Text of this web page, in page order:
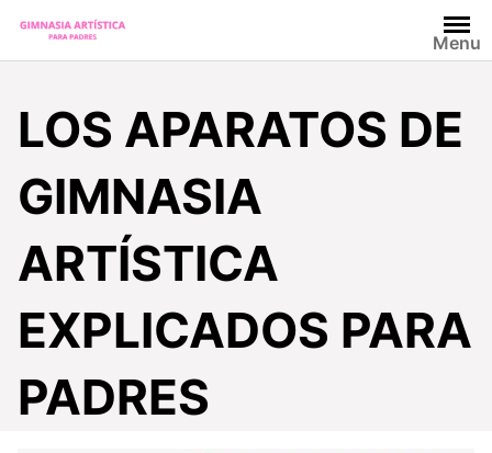
content
Menu
LOS APARATOS DE
GIMNASIA
ARTÍSTICA
EXPLICADOS PARA
PADRES